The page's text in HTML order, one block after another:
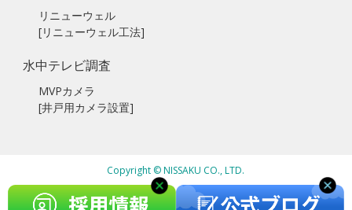
リニューウェル
[リニューウェル工法]
水中テレビ調査
MVPカメラ
[井戸用カメラ設置]
Copyright © NISSAKU CO., LTD.